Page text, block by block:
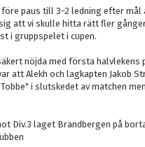
paus till 3-2 ledning efter mål
sig att vi skulle hitta rätt fler
i gruppspelet i cupen.
nöjda med första halvlekens
att Alekh och lagkapten Jakob
i slutskedet av matchen
Div.3 laget Brandbergen på